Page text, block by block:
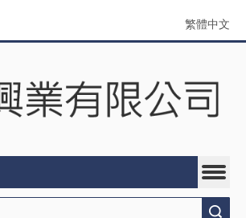
繁體中文